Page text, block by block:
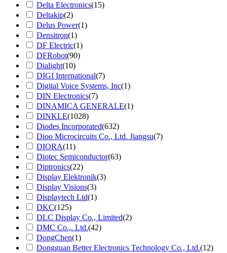
Delta Electronics(15)
Deltakip(2)
Delus Power(1)
Densitron(1)
DF Electric(1)
DFRobot(90)
Dialight(10)
DIGI International(7)
Digital Voice Systems, Inc(1)
DIN Electronics(7)
DINAMICA GENERALE(1)
DINKLE(1028)
Diodes Incorporated(632)
Dioo Microcircuits Co., Ltd. Jiangsu(7)
DIORA(11)
Diotec Semiconductor(63)
Diptronics(22)
Display Elektronik(3)
Display Visions(3)
Displaytech Ltd(1)
DKC(125)
DLC Display Co., Limited(2)
DMC Co.,. Ltd.(42)
DongChen(1)
Dongguan Better Electronics Technology Co., Ltd.(12)